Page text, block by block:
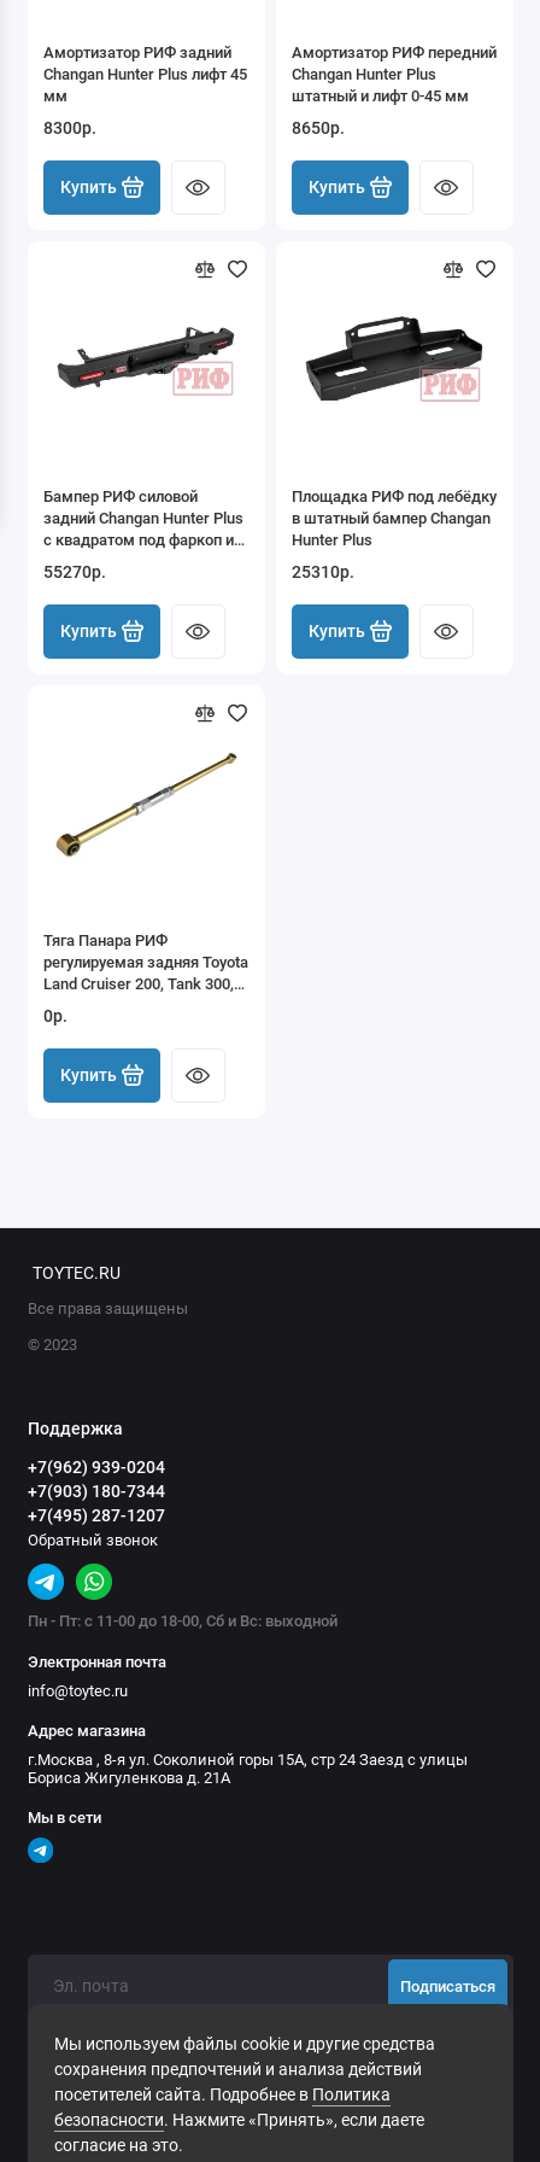
SsangYong
Great Wall HAVAL
Changan
Dodge
Isuzu
Kia
Land Rover
VOLVO (c303) Лапландер
Общий товар по категориям
Амортизатор РИФ задний
Changan Hunter Plus лифт 45
мм
8300р.
Купить
Амортизатор РИФ передний
Changan Hunter Plus
штатный и лифт 0-45 мм
8650р.
Купить
Бампер РИФ силовой
задний Changan Hunter Plus
с квадратом под фаркоп и
55270р.
Купить
Площадка РИФ под лебёдку
в штатный бампер Changan
Hunter Plus
25310р.
Купить
Тяга Панара РИФ
регулируемая задняя Toyota
Land Cruiser 200, Tank 300,
0р.
Купить
Мы используем файлы cookie и другие средства
сохранения предпочтений и анализа действий
посетителей сайта. Подробнее в Политика
безопасности. Нажмите «Принять», если даете
согласие на это.
TOYTEC.RU
Все права защищены
© 2023
Поддержка
+7(962) 939-0204
+7(903) 180-7344
+7(495) 287-1207
Обратный звонок
Пн - Пт: с 11-00 до 18-00, Сб и Вс: выходной
Электронная почта
info@toytec.ru
Адрес магазина
г.Москва , 8-я ул. Соколиной горы 15А, стр 24 Заезд с улицы
Бориса Жигуленкова д. 21А
Мы в сети
Подписаться
Нажимая на кнопку «Подписаться», Вы даетесогласие на
обработку персональных данных.